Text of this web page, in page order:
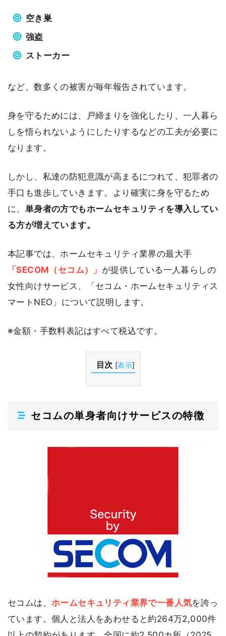
空き巣
強盗
ストーカー
など、数多くの被害が毎年報告されています。
身を守るためには、戸締まりを強化したり、一人暮ら
しを悟られないようにしたりするなどの工夫が必要に
なります。
しかし、私達の防犯意識が高まるにつれて、犯罪者の
手口も進歩していきます。より確実に身を守るため
に、 単身者の方でもホームセキュリティを導入してい
る方が増えています。
本記事では、ホームセキュリティ業界の最大手
「SECOM（セコム）」 が提供している一人暮らしの
女性向けサービス、「セコム・ホームセキュリティス
マートNEO」について説明します。
※金額・手数料表記はすべて税込です。
目次 [表示]
セコムの単身者向けサービスの特徴
セコムは、 ホームセキュリティ業界で一番人気を誇っ
ています。個人と法人をあわせると約264万2,000件